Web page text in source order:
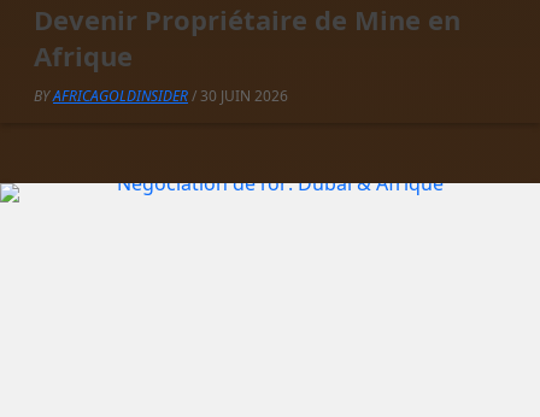
Devenir Propriétaire de Mine en
Afrique
BYAFRICAGOLDINSIDER/ 30 JUIN 2026